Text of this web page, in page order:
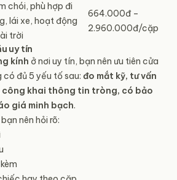
chói, phù hợp đi
lái xe, hoạt động
trời
664.000đ –
2.960.000đ/cặp
uy tín
kính ở nơi uy tín, bạn nên ưu tiên cửa
đủ 5 yếu tố sau: đo mắt kỹ, tư vấn
công khai thông tin tròng, có bảo
giá minh bạch.
nên hỏi rõ: